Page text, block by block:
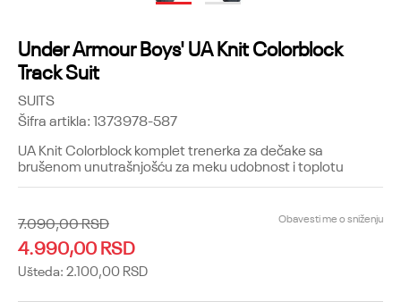
1 2
Under Armour Boys' UA Knit Colorblock
Track Suit
SUITS
Šifra artikla:1373978-587
UA Knit Colorblock komplet trenerka za dečake sa
brušenom unutrašnjošću za meku udobnost i toplotu
7.090,00RSD
4.990,00RSD
Ušteda: 2.100,00 RSD
Obavesti me o sniženju